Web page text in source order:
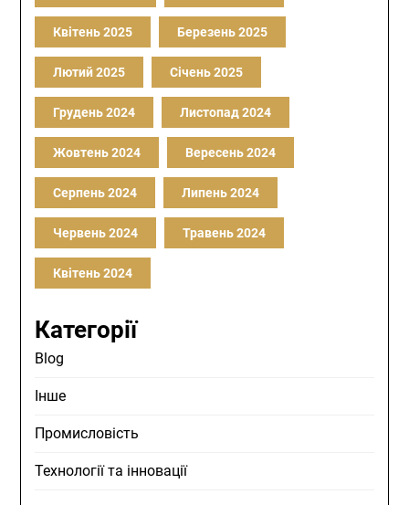
Квітень 2025 Березень 2025
Лютий 2025 Січень 2025
Грудень 2024 Листопад 2024
Жовтень 2024 Вересень 2024
Серпень 2024 Липень 2024
Червень 2024 Травень 2024
Квітень 2024
Категорії
Blog
Інше
Промисловість
Технології та інновації